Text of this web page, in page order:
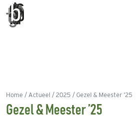
Home Actueel 2025 Gezel & Meester ’25
Gezel & Meester ’25